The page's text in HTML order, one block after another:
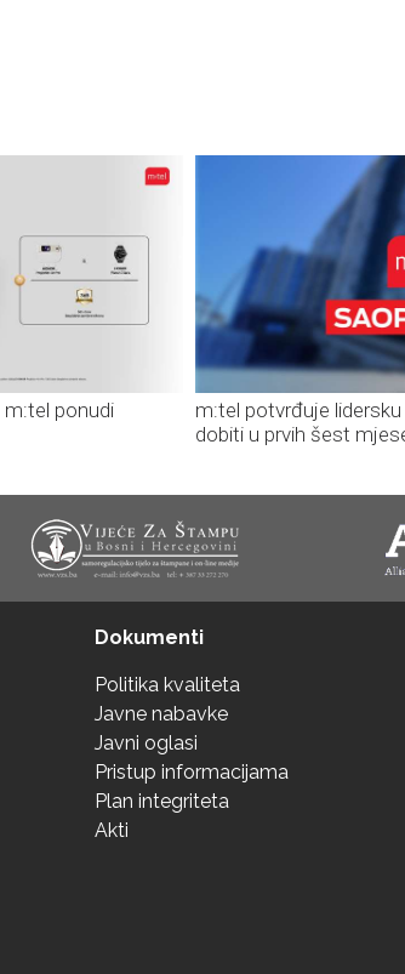
m:tel ponudi
m:tel potvrđuje
dobiti u prvih šest
Dokumenti
Politika kvaliteta
Javne nabavke
Javni oglasi
Pristup informacijama
Plan integriteta
Akti